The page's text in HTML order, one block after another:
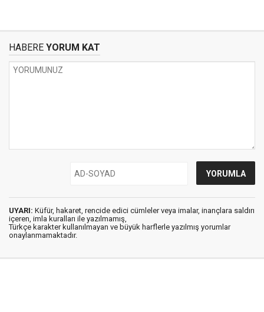
HABERE YORUM KAT
UYARI: Küfür, hakaret, rencide edici cümleler veya imalar, inançlara saldırı
içeren, imla kuralları ile yazılmamış,
Türkçe karakter kullanılmayan ve büyük harflerle yazılmış yorumlar
onaylanmamaktadır.